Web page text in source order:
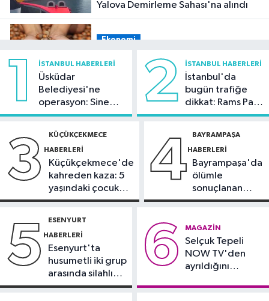
Yalova Demirleme Sahası'na alındı
Ekonomi
16:26 Fındık alım fiyatları belli oldu!
15:55Yaz sıcakları sağlığı tehdit
ediyor: Uzmandan önemli tavsiyeler
1 İSTANBUL HABERLERI
Üsküdar
Belediyesi'ne
operasyon: Sinem
Dedetaş'a
2 İSTANBUL HABERLERI
İstanbul'da
bugün trafiğe
dikkat: Rams Park
çevresinde bazı
3 KÜÇÜKÇEKMECE
HABERLERI
Küçükçekmece'de
kahreden kaza: 5
yaşındaki çocuk
yoğun bakımda
4 BAYRAMPAŞA
HABERLERI
Bayrampaşa'da
ölümle
sonuçlanan
kaza: Sürücü
5 ESENYURT
HABERLERI
Esenyurt'ta
husumetli iki grup
arasında silahlı
kavga
6 MAGAZIN
Selçuk Tepeli
NOW TV'den
ayrıldığını